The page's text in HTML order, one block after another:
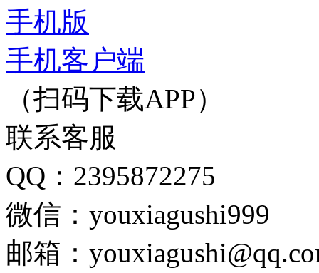
手机版
手机客户端
（扫码下载APP）
联系客服
QQ：2395872275
微信：youxiagushi999
邮箱：